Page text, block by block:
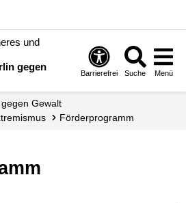
und
gegen
Barrierefrei Suche Menü
gegen Gewalt
Förderprogramm